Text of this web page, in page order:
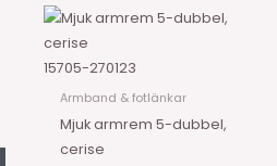
15705-270123
Armband & fotlänkar
Mjuk armrem 5-dubbel,
cerise